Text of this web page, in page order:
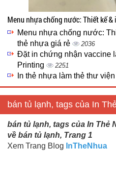
Menu nhựa chống nước: Thiết kế
Menu nhựa chống nước:
thẻ nhựa giá rẻ
2036
Đặt in chứng nhận vaccine
Printing
2251
In thẻ nhựa làm thẻ thư viện
bán tủ lạnh, tags của In
bán tủ lạnh, tags của In Thẻ
về bán tủ lạnh, Trang 1
Xem Trang Blog InTheNhua